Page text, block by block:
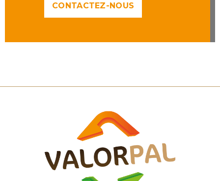
CONTACTEZ-NOUS